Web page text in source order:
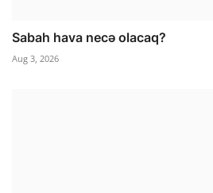
Sabah hava necə olacaq?
Aug 3, 2026